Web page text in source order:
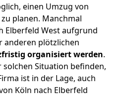
einen Umzug von
planen. Manchmal
Elberfeld West aufgrund
anderen plötzlichen
organisiert werden.
solchen Situation befinden,
ist in der Lage, auch
Köln nach Elberfeld